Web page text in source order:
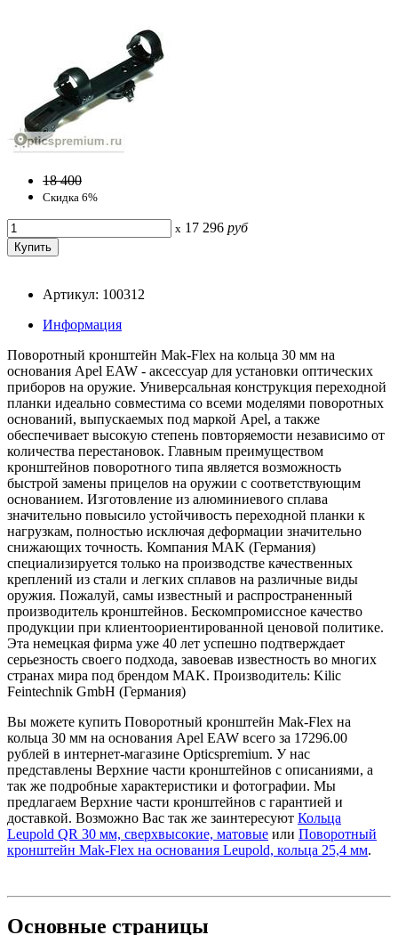
18 400
Скидка 6%
x 17 296 руб
Артикул: 100312
Информация
Поворотный кронштейн Mak-Flex на кольца 30 мм на
основания Apel EAW - аксессуар для установки оптических
приборов на оружие. Универсальная конструкция переходной
планки идеально совместима со всеми моделями поворотных
оснований, выпускаемых под маркой Apel, а также
обеспечивает высокую степень повторяемости независимо от
количества перестановок. Главным преимуществом
кронштейнов поворотного типа является возможность
быстрой замены прицелов на оружии с соответствующим
основанием. Изготовление из алюминиевого сплава
значительно повысило устойчивость переходной планки к
нагрузкам, полностью исключая деформации значительно
снижающих точность. Компания MAK (Германия)
специализируется только на производстве качественных
креплений из стали и легких сплавов на различные виды
оружия. Пожалуй, самы известный и распространенный
производитель кронштейнов. Бескомпромиссное качество
продукции при клиентоориентированной ценовой политике.
Эта немецкая фирма уже 40 лет успешно подтверждает
серьезность своего подхода, завоевав известность во многих
странах мира под брендом MAK. Производитель: Kilic
Feintechnik GmbH (Германия)
Вы можете купить Поворотный кронштейн Mak-Flex на
кольца 30 мм на основания Apel EAW всего за 17296.00
рублей в интернет-магазине Opticspremium. У нас
представлены Верхние части кронштейнов с описаниями, а
так же подробные характеристики и фотографии. Мы
предлагаем Верхние части кронштейнов с гарантией и
доставкой. Возможно Вас так же заинтересуют Кольца
Leupold QR 30 мм, сверхвысокие, матовые или Поворотный
кронштейн Mak-Flex на основания Leupold, кольца 25,4 мм.
Основные страницы